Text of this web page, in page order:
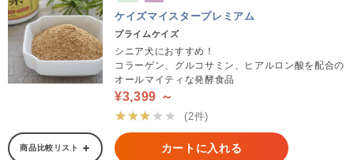
ケイズマイスタープレミアム
プライムケイズ
シニア犬におすすめ！
コラーゲン、グルコサミン、ヒアルロン酸を配合の
オールマイティな発酵食品
¥3,399 ～
★★★★★
(2件)
商品比較リスト カートに入れる